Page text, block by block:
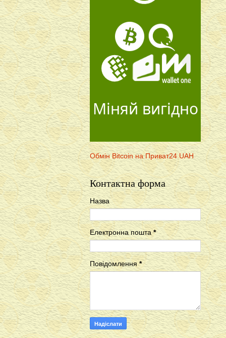
Міняй вигідно
Обмін Bitcoin на Приват24 UAH
Контактна форма
Назва
Електронна пошта*
Повідомлення *